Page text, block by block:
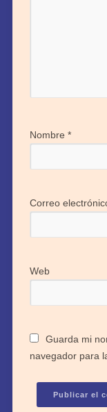
Nombre *
Correo
Web
Guarda mi
navegador para